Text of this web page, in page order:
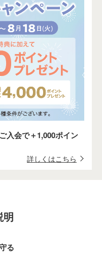
入会で＋1,000ポイン
詳しくはこちら
明
る